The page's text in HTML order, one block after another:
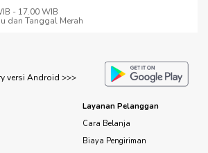
- 17.00 WIB
dan Tanggal Merah
versi Android >>>
Layanan Pelanggan
Cara Belanja
Biaya Pengiriman